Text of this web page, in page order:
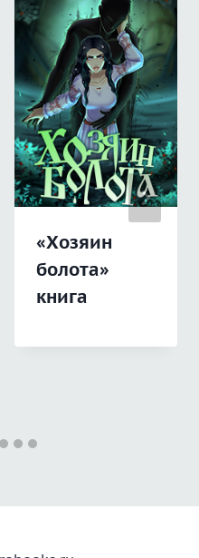
«Хозяин
болота»
книга